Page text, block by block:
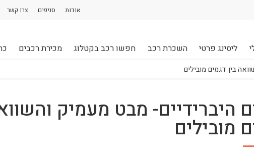
אודות סניפים צרו קשר
ליסינג פרטי השכרת רכב חפשו רכב בקטלוג מכירת רכבים
בין דגמים מובילים
היברידיים- מבט מעמיק
מובילים